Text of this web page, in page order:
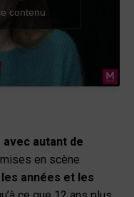
contenu
autant de
en scène
les années et les